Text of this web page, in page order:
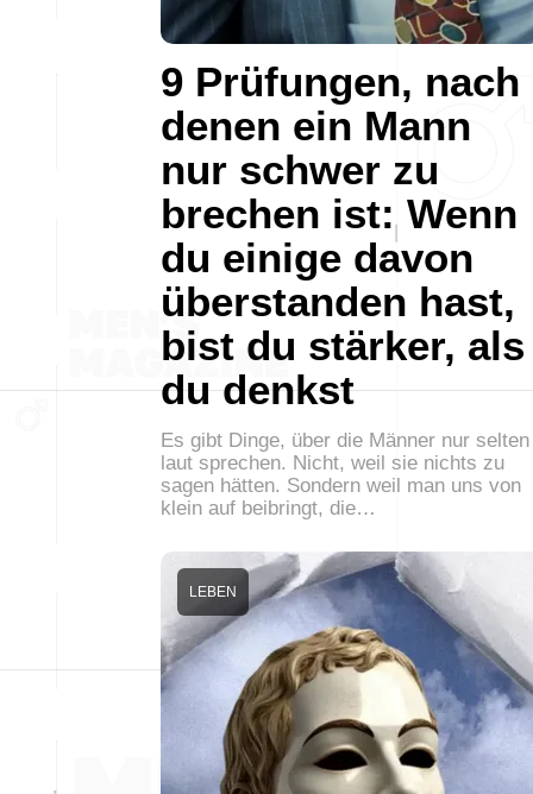
9 Prüfungen, nach
denen ein Mann
nur schwer zu
brechen ist: Wenn
du einige davon
überstanden hast,
bist du stärker, als
du denkst
Es gibt Dinge, über die Männer nur selten
laut sprechen. Nicht, weil sie nichts zu
sagen hätten. Sondern weil man uns von
klein auf beibringt, die…
LEBEN